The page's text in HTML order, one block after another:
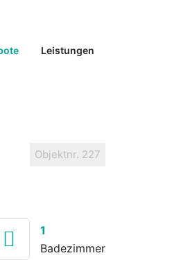
Leistungen
Objektnr. 227
1
Badezimmer